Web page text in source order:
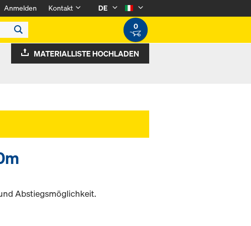
Anmelden Kontakt
DE
0
MATERIALLISTE HOCHLADEN
Abstiegsmöglichkeit.